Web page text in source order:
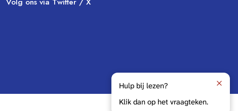
Hulp bij lezen?
Klik dan op het vraagteken.